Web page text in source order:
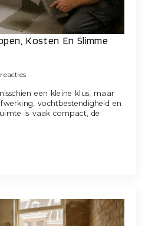
Kosten En Slimme
een kleine klus, maar
vochtbestendigheid en
is vaak compact, de